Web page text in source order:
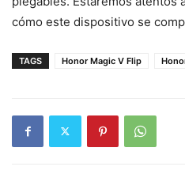
cómo este dispositivo se
TAGS Honor Magic V Flip